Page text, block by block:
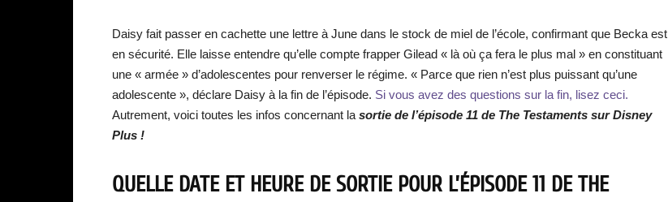
Daisy fait passer en cachette une lettre à June dans le stock de miel de l’école, confirmant que Becka est
en sécurité. Elle laisse entendre qu’elle compte frapper Gilead « là où ça fera le plus mal » en constituant
une « armée » d’adolescentes pour renverser le régime. « Parce que rien n’est plus puissant qu’une
adolescente », déclare Daisy à la fin de l’épisode. Si vous avez des questions sur la fin, lisez ceci.
Autrement, voici toutes les infos concernant la sortie de l’épisode 11 de The Testaments sur Disney
Plus !
QUELLE DATE ET HEURE DE SORTIE POUR L’ÉPISODE 11 DE THE